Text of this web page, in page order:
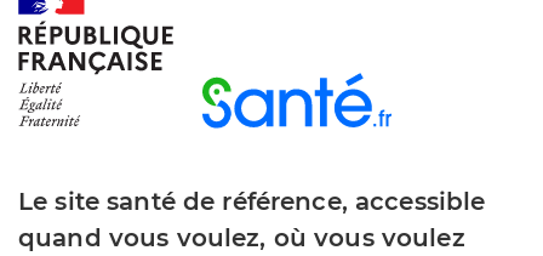
Le site santé de référence, accessible
quand vous voulez, où vous voulez